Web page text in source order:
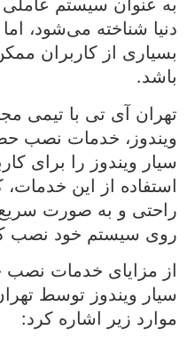
به عنوان سیستم عاملی
دنیا شناخته می‌شود،
بسیاری از کاربران
باشد.
تهران آی تی با تیمی
ویندوز، خدمات نصب
سیار ویندوز را برای
استفاده از این خدمات،
راحتی و به صورت سریع
روی سیستم خود نصب
از مزایای خدمات نصب
سیار ویندوز توسط
موارد زیر اشاره کرد: